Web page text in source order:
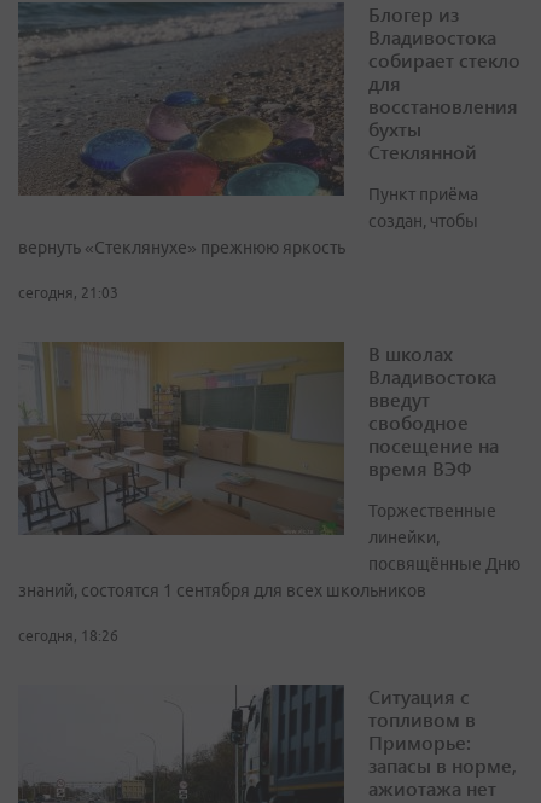
Блогер из
Владивостока
собирает стекло
для
восстановления
бухты
Стеклянной
Пункт приёма
создан, чтобы
вернуть «Стеклянухе» прежнюю яркость
сегодня, 21:03
В школах
Владивостока
введут
свободное
посещение на
время ВЭФ
Торжественные
линейки,
посвящённые Дню
знаний, состоятся 1 сентября для всех школьников
сегодня, 18:26
Ситуация с
топливом в
Приморье:
запасы в норме,
ажиотажа нет